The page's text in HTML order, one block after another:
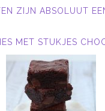
ZIJN ABSOLUUT
MET STUKJES